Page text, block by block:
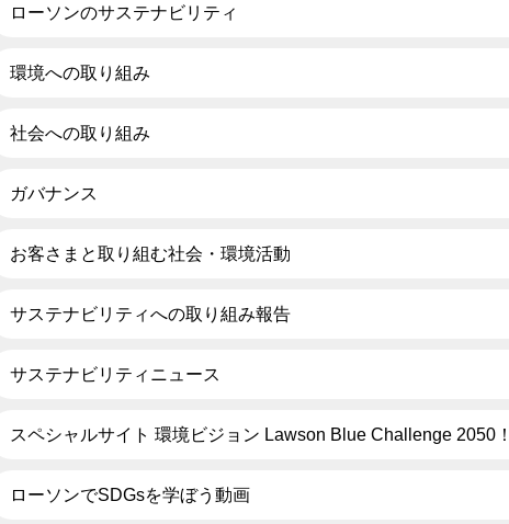
ローソンのサステナビリティ
環境への取り組み
社会への取り組み
ガバナンス
お客さまと取り組む社会・環境活動
サステナビリティへの取り組み報告
サステナビリティニュース
スペシャルサイト 環境ビジョン Lawson Blue Challenge 2050
ローソンでSDGsを学ぼう動画